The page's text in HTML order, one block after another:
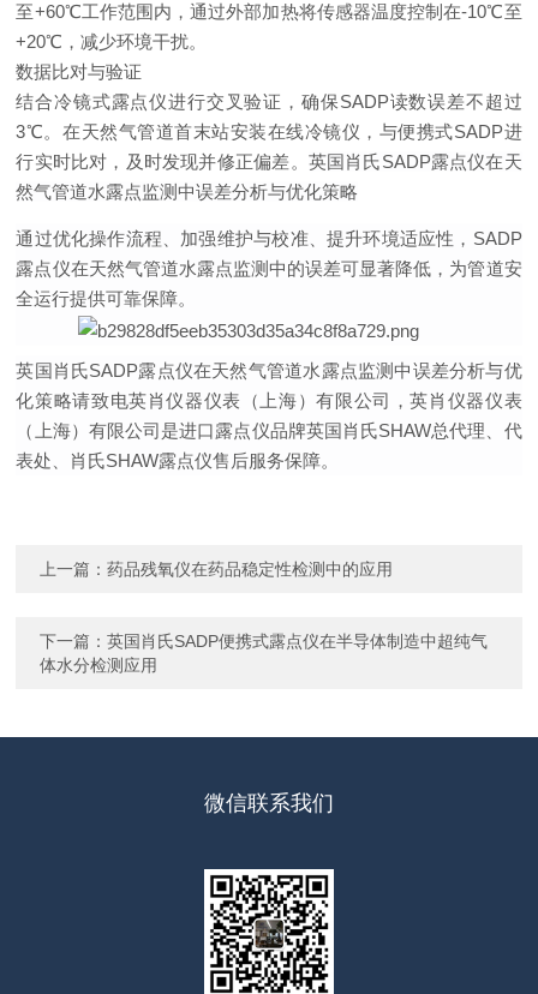
至+60℃工作范围内，通过外部加热将传感器温度控制在-10℃至
+20℃，减少环境干扰。
数据比对与验证
结合冷镜式露点仪进行交叉验证，确保SADP读数误差不超过
3℃。在天然气管道首末站安装在线冷镜仪，与便携式SADP进
行实时比对，及时发现并修正偏差。 英国肖氏SADP露点仪在天
然气管道水露点监测中误差分析与优化策略
通过优化操作流程、加强维护与校准、提升环境适应性，SADP
露点仪在天然气管道水露点监测中的误差可显著降低，为管道安
全运行提供可靠保障。
英国肖氏SADP露点仪在天然气管道水露点监测中误差分析与优
化策略请致电英肖仪器仪表（上海）有限公司，英肖仪器仪表
（上海）有限公司是进口露点仪品牌英国肖氏SHAW总代理、代
表处、肖氏SHAW露点仪售后服务保障。
上一篇：药品残氧仪在药品稳定性检测中的应用
下一篇：英国肖氏SADP便携式露点仪在半导体制造中超纯气
体水分检测应用
微信联系我们